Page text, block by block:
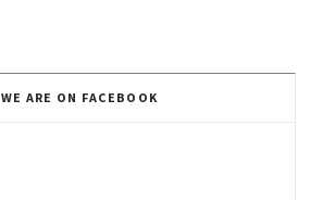
WE ARE ON FACEBOOK